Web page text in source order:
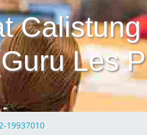
Les
19937010